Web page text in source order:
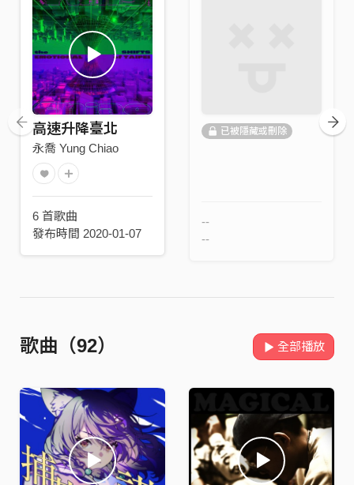
高速升降臺北
永喬 Yung Chiao
6 首歌曲
發布時間 2020-01-07
已被隱藏或刪除
--
--
歌曲（92） 全部播放